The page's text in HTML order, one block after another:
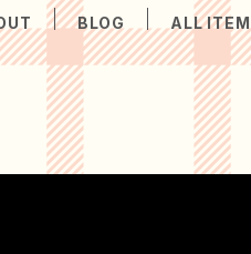
BLOG ALL ITEM